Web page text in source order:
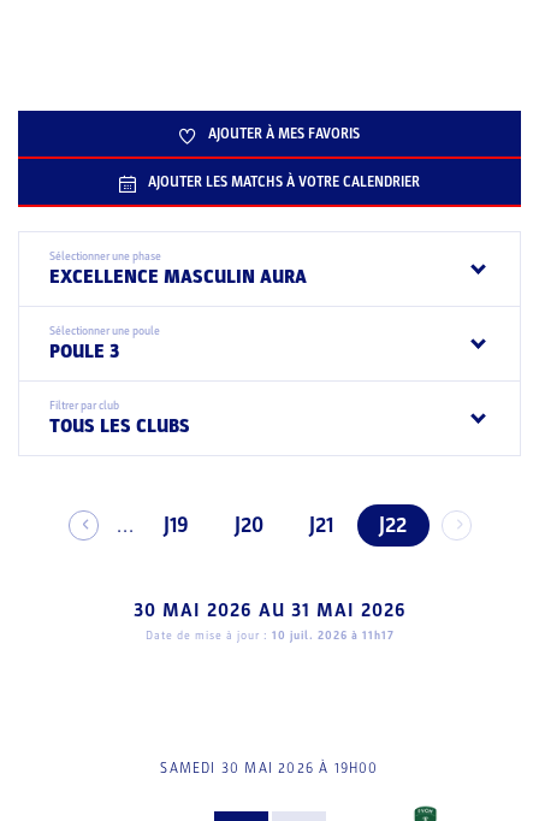
AJOUTER À MES FAVORIS
AJOUTER LES MATCHS À VOTRE CALENDRIER
Sélectionner une phase
EXCELLENCE MASCULIN AURA
Sélectionner une poule
POULE 3
Filtrer par club
TOUS LES CLUBS
... J19 J20 J21 J22
30 MAI 2026 AU 31 MAI 2026
Date de mise à jour : 10 juil. 2026 à 11h17
SAMEDI 30 MAI 2026 À 19H00